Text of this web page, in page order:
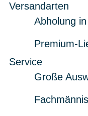
Versandarten
Abholung
Premium-
Service
Große